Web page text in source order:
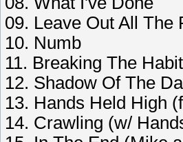
09. Leave Out All The
10. Numb
11. Breaking The Habit
12. Shadow Of The
13. Hands Held High
14. Crawling (w/